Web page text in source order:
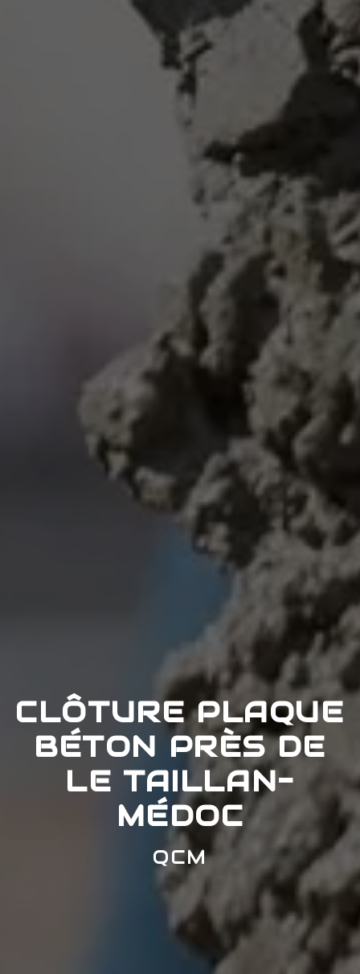
CLÔTURE PLAQUE
BÉTON PRÈS DE
LE TAILLAN-
MÉDOC
QCM